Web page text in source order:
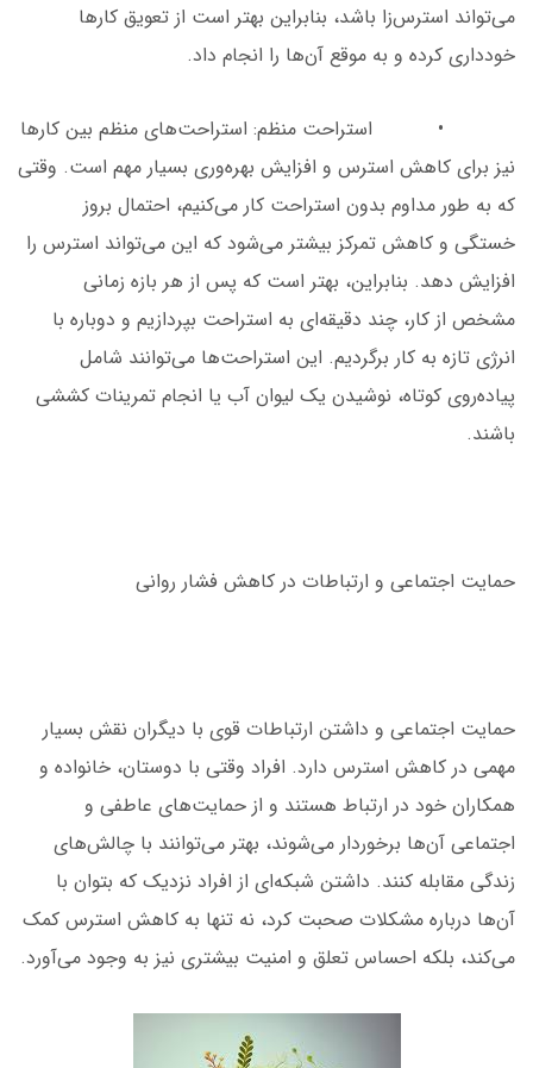
می‌تواند استرس‌زا باشد، بنابراین بهتر است از تعویق کارها
خودداری کرده و به موقع آن‌ها را انجام داد.
• استراحت منظم: استراحت‌های منظم بین کارها
نیز برای کاهش استرس و افزایش بهره‌وری بسیار مهم است. وقتی
که به طور مداوم بدون استراحت کار می‌کنیم، احتمال بروز
خستگی و کاهش تمرکز بیشتر می‌شود که این می‌تواند استرس را
افزایش دهد. بنابراین، بهتر است که پس از هر بازه زمانی
مشخص از کار، چند دقیقه‌ای به استراحت بپردازیم و دوباره با
انرژی تازه به کار برگردیم. این استراحت‌ها می‌توانند شامل
پیاده‌روی کوتاه، نوشیدن یک لیوان آب یا انجام تمرینات کششی
باشند.
حمایت اجتماعی و ارتباطات در کاهش فشار روانی
حمایت اجتماعی و داشتن ارتباطات قوی با دیگران نقش بسیار
مهمی در کاهش استرس دارد. افراد وقتی با دوستان، خانواده و
همکاران خود در ارتباط هستند و از حمایت‌های عاطفی و
اجتماعی آن‌ها برخوردار می‌شوند، بهتر می‌توانند با چالش‌های
زندگی مقابله کنند. داشتن شبکه‌ای از افراد نزدیک که بتوان با
آن‌ها درباره مشکلات صحبت کرد، نه تنها به کاهش استرس کمک
می‌کند، بلکه احساس تعلق و امنیت بیشتری نیز به وجود می‌آورد.